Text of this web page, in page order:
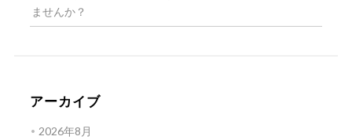
ませんか？
アーカイブ
2026年8月